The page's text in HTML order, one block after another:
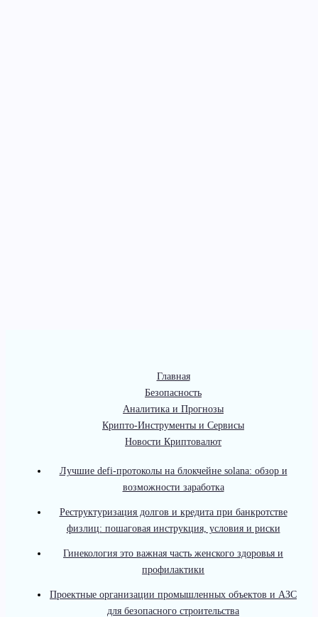
Главная
Безопасность
Аналитика и Прогнозы
Крипто-Инструменты и Сервисы
Новости Криптовалют
Лучшие defi-протоколы на блокчейне solana: обзор и
возможности заработка
Реструктуризация долгов и кредита при банкротстве
физлиц: пошаговая инструкция, условия и риски
Гинекология это важная часть женского здоровья и
профилактики
Проектные организации промышленных объектов и АЗС
для безопасного строительства